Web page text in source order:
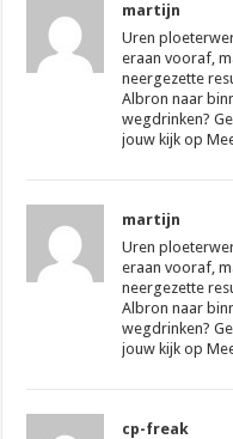
martijn
Uren
eraan vooraf,
neergezette
Albron naar
wegdrinken?
jouw kijk op
martijn
Uren
eraan vooraf,
neergezette
Albron naar
wegdrinken?
jouw kijk op
cp-freak